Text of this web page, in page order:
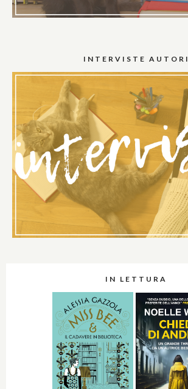
INTERVISTE AUTORI
IN LETTURA